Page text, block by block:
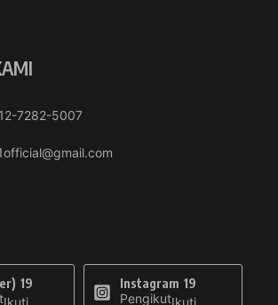
7282-5007
19
Ikuti
Instagram 19
PengikutIkuti